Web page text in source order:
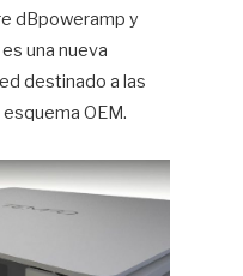
dBpoweramp y
es una nueva
destinado a las
OEM.